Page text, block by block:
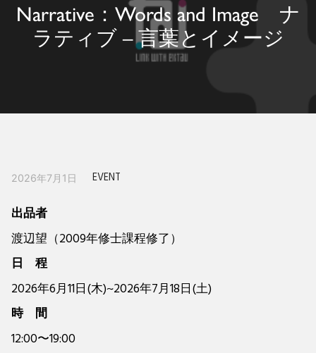
Narrative：Words and Image ナ
ラティブ – 言葉とイメージ
2026年7月1日 EVENT
出品者
渡辺望（2009年修士課程修了）
日 程
2026年6月11日(木)~2026年7月18日(土)
時 間
12:00〜19:00